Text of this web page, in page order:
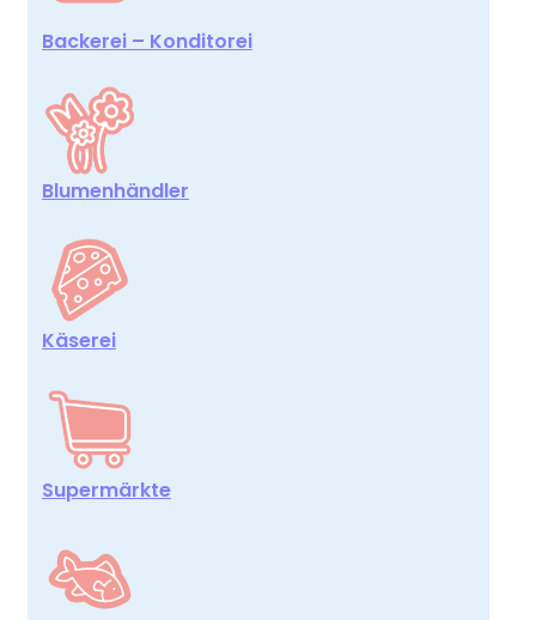
Backerei – Konditorei
Blumenhändler
Käserei
Supermärkte